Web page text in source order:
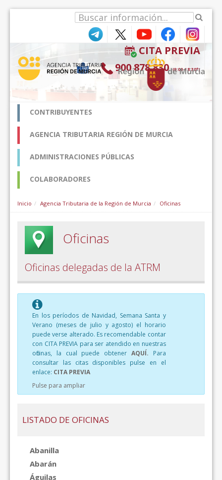
CITA PREVIA
900 878 830 (9:00-18:30*)
CONTRIBUYENTES
AGENCIA TRIBUTARIA REGIÓN DE MURCIA
ADMINISTRACIONES PÚBLICAS
COLABORADORES
Inicio Agencia Tributaria de la Región de Murcia Oficinas
Oficinas
Oficinas delegadas de la ATRM
En los períodos de Navidad, Semana Santa y
Verano (meses de julio y agosto) el horario
puede verse alterado. Es recomendable contar
con CITA PREVIA para ser atendido en nuestras
oficinas, la cual puede obtener AQUÍ. Para
consultar las citas disponibles pulse en el
enlace: CITA PREVIA
Pulse para ampliar
LISTADO DE OFICINAS
Abanilla
Abarán
Águilas